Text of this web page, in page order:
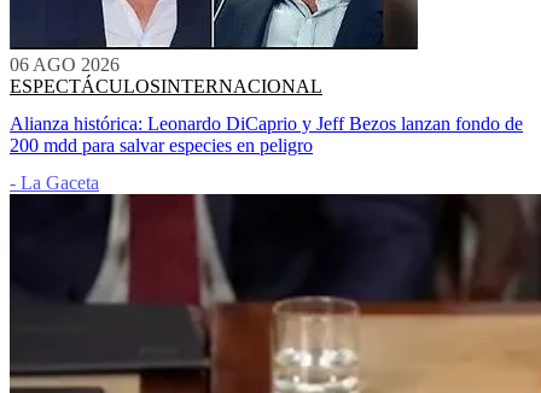
06 AGO 2026
ESPECTÁCULOSINTERNACIONAL
Alianza histórica: Leonardo DiCaprio y Jeff Bezos lanzan fondo de
200 mdd para salvar especies en peligro
- La Gaceta